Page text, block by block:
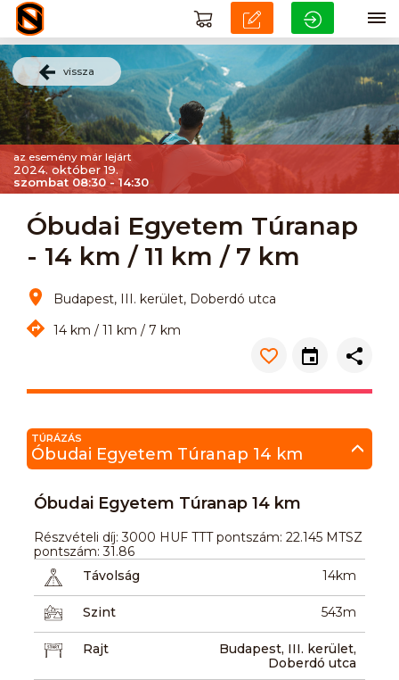
vissza
az esemény már lejárt
2024. október 19.
szombat 08:30 - 14:30
Óbudai Egyetem Túranap
- 14 km / 11 km / 7 km
Budapest, III. kerület, Doberdó utca
14 km / 11 km / 7 km
TÚRÁZÁS
Óbudai Egyetem Túranap 14 km
Óbudai Egyetem Túranap 14 km
Részvételi díj: 3000 HUF TTT pontszám: 22.145 MTSZ
pontszám: 31.86
Távolság
14km
Szint 543m
Rajt
Budapest, III. kerület,
Doberdó utca